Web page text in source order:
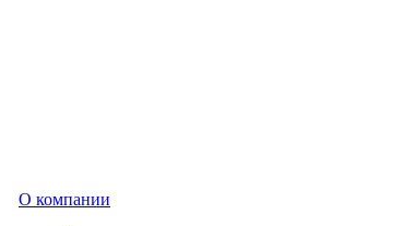
О компании